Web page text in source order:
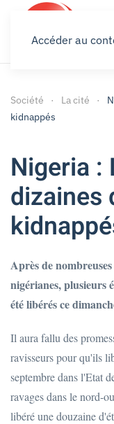
Accéder au
Société La cité
kidnappés
Nigeria :
dizaines
Après de
nigérianes, plusieurs
été libérés ce
Il aura fallu des
ravisseurs pour qu'ils
septembre dans l'Etat
ravages dans le nord-
libéré une douzaine